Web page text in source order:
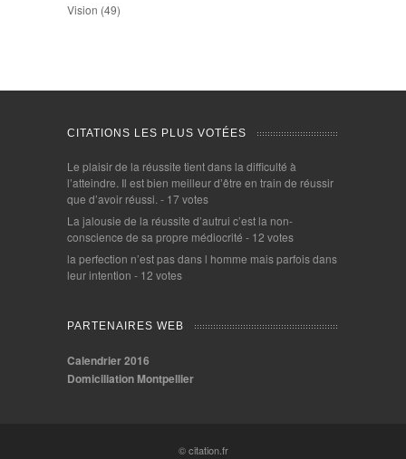
Vision (49)
CITATIONS LES PLUS VOTÉES
Le plaisir de la réussite tient dans la difficulté à
l’atteindre. Il est bien meilleur d’être en train de réussir
que d’avoir réussi. - 17 votes
La jalousie de la réussite d’autrui c’est la non-
conscience de sa propre médiocrité - 12 votes
la perfection n’est pas dans l homme mais parfois dans
leur intention - 12 votes
PARTENAIRES WEB
Calendrier 2016
Domiciliation Montpellier
© citation.fr